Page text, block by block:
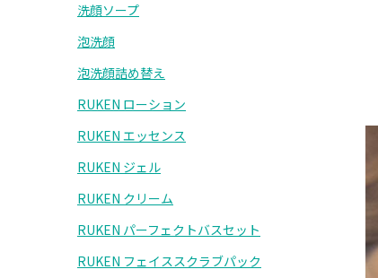
洗顔ソープ
泡洗顔
泡洗顔詰め替え
RUKEN ローション
RUKEN エッセンス
RUKEN ジェル
RUKEN クリーム
RUKEN パーフェクトバスセット
RUKEN フェイススクラブパック